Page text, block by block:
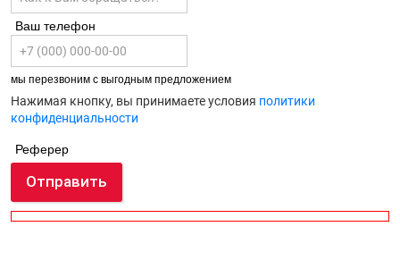
Ваш телефон
мы перезвоним с выгодным предложением
Нажимая кнопку, вы принимаете условия политики
конфиденциальности
Реферер
Отправить